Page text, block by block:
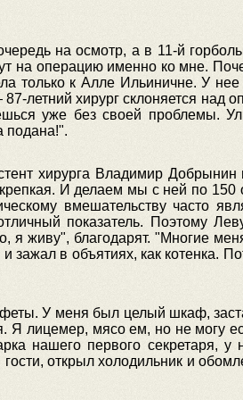
на осмотр, а в 11-й
на операцию именно ко мне.
только к Алле Ильиничне. У
летний хирург склоняется
уже без своей проблемы.
подана!".
хирурга Владимир
И делаем мы с ней по
вмешательству часто
показатель. Поэтому
живу", благодарят. "Многие
в объятиях, как котенка.
У меня был целый шкаф,
лицемер, мясо ем, но не могу
нашего первого секретаря,
открыл холодильник и